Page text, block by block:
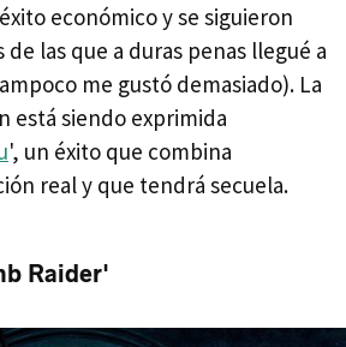
económico y se siguieron
de las que a duras penas llegué a
me gustó demasiado). La
está siendo exprimida
', un éxito que combina
real y que tendrá secuela.
Raider'